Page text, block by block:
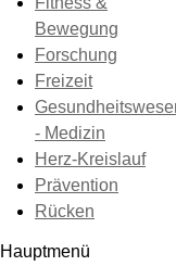
Bewegung
Forschung
Freizeit
- Medizin
Herz-Kreislauf
Prävention
Rücken
Hauptmenü